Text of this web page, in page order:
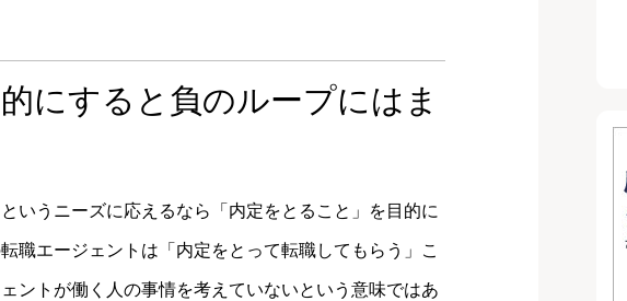
にすると負のループにはま
いうニーズに応えるなら「内定をとること」を目的に
職エージェントは「内定をとって転職してもらう」こ
ントが働く人の事情を考えていないという意味ではあ